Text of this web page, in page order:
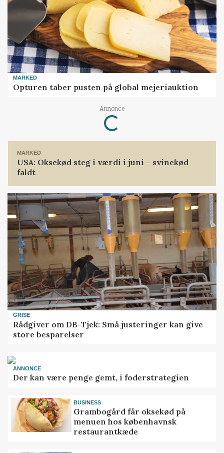
MARKED
Opturen taber pusten på global mejeriauktion
Annonce
Loading...
MARKED
USA: Oksekød steg i værdi i juni – svinekød
faldt
GRISE
Rådgiver om DB-Tjek: Små justeringer kan give
store besparelser
ANNONCE
Der kan være penge gemt, i foderstrategien
BUSINESS
Grambogård får oksekød på
menuen hos københavnsk
restaurantkæde